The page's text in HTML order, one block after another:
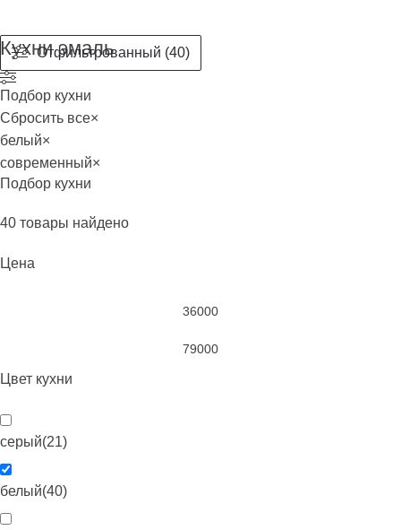
Кухни эмаль
Отфильтрованный (40)
Подбор кухни
Сбросить все×
белый×
современный×
Подбор кухни
40 товары найдено
Цена
Цвет кухни
серый(21)
белый(40)